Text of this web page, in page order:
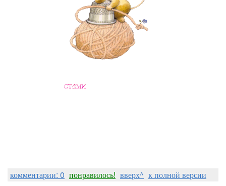
комментарии: 0 понравилось! вверх^ к полной версии